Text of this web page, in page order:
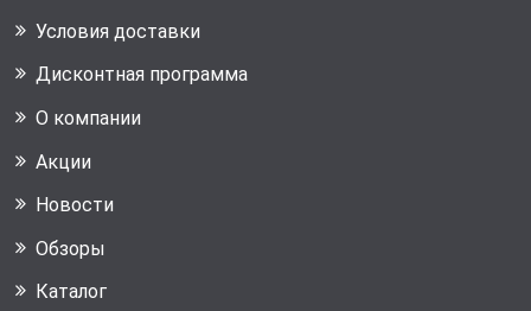
Условия доставки
Дисконтная программа
О компании
Акции
Новости
Обзоры
Каталог